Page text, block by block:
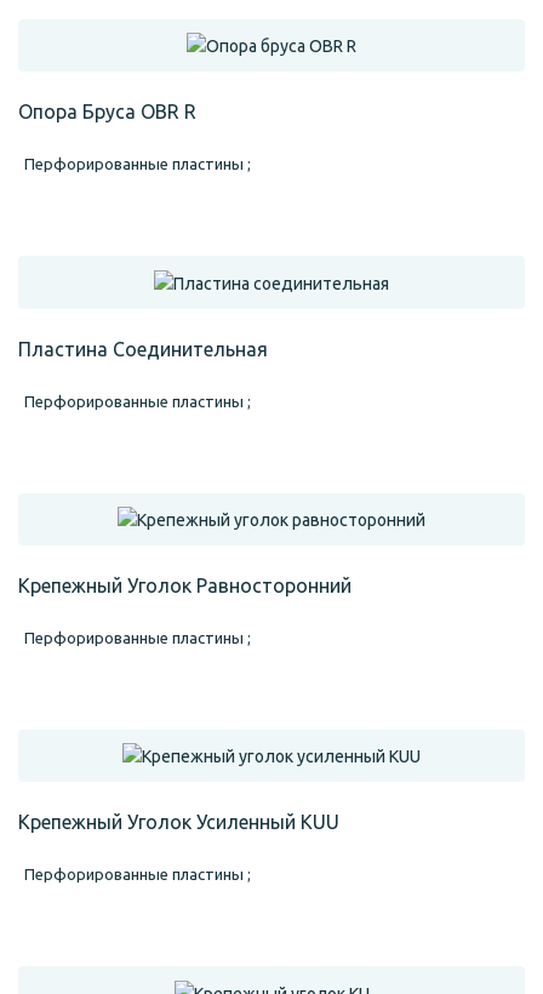
Опора Бруса OBR R
Перфорированные пластины ;
Пластина Соединительная
Перфорированные пластины ;
Крепежный Уголок Равносторонний
Перфорированные пластины ;
Крепежный Уголок Усиленный KUU
Перфорированные пластины ;